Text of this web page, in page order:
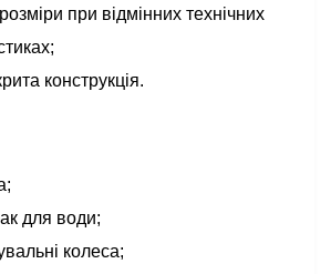
при відмінних технічних
конструкція.
для води;
колеса;